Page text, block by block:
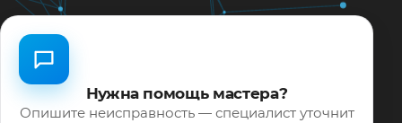
Нужна помощь мастера?
Опишите неисправность — специалист уточнит